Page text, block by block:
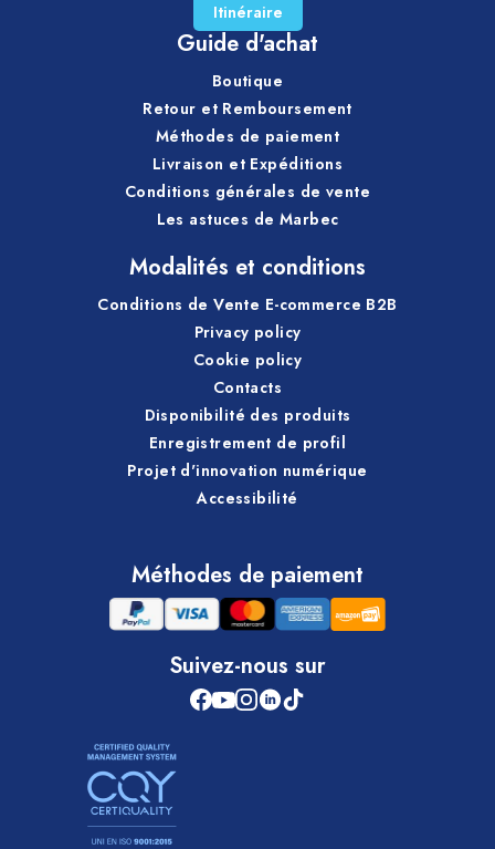
Itinéraire
Guide d'achat
Boutique
Retour et Remboursement
Méthodes de paiement
Livraison et Expéditions
Conditions générales de vente
Les astuces de Marbec
Modalités et conditions
Conditions de Vente E-commerce B2B
Privacy policy
Cookie policy
Contacts
Disponibilité des produits
Enregistrement de profil
Projet d'innovation numérique
Accessibilité
Méthodes de paiement
Suivez-nous sur